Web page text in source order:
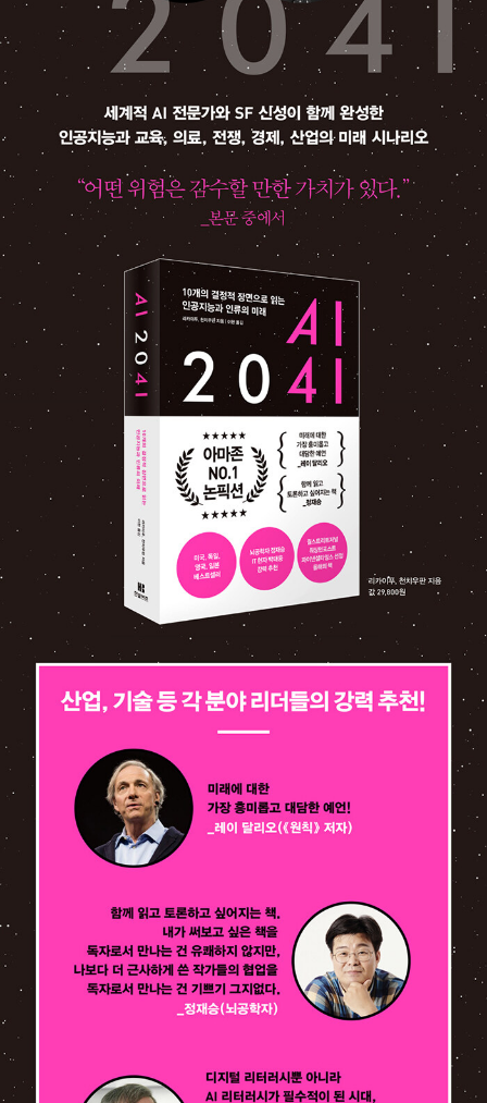
며, 세계SF작가협회(SFWA)와 Xprize재단 SF자문위원회(SFA
C) 회원, 아시아 소사이어티의 아시아 21 넥스트 제너레이션과
예일대학교 맥밀런센터 베르그루언연구소 2023년 연구원, 미국
드폴대학교 인문학센터의 '인문공헌상' 수상 등의 국내외 활동을
펼치며 작가 세계를 확장하고 중국 SF를 널리 알리는 데 앞장서
고 있다.